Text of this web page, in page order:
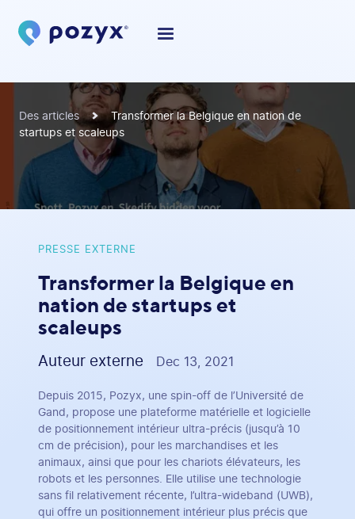
Des articles
Transformer la Belgique en nation de
startups et scaleups
PRESSE EXTERNE
Transformer la Belgique en
nation de startups et
scaleups
Auteur externe Dec 13, 2021
Depuis 2015, Pozyx, une spin-off de l’Université de
Gand, propose une plateforme matérielle et logicielle
de positionnement intérieur ultra-précis (jusqu’à 10
cm de précision), pour les marchandises et les
animaux, ainsi que pour les chariots élévateurs, les
robots et les personnes. Elle utilise une technologie
sans fil relativement récente, l’ultra-wideband (UWB),
qui offre un positionnement intérieur plus précis que